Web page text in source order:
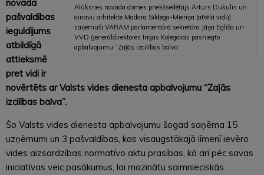
Alūksnes novada domes priekšsēdētājs Arturs Dukulis un
ainavu arhitekte Madara Sildega-Mieriņa (attēlā vidū)
saņēmuši VARAM parlamentārā sekretāra Jāņa Eglīša un
VVD ģenerāldirektores Ingas Koļegovas pasniegto
apbalvojumu “Zaļās izcilības balva”
novada
pašvaldības
ieguldījums
atbildīgā
attieksmē
pret vidi ir
novērtēts ar Valsts vides dienesta apbalvojumu “Zaļās
izcilības balva”.
Šo Valsts vides dienesta apbalvojumu šogad saņēma 15
uzņēmumi un 3 pašvaldības, kas visaugstākajā līmenī ievēro
vides aizsardzības normatīvo aktu prasības, kā arī pēc savas
iniciatīvas veic pasākumus, lai mazinātu saimnieciskās